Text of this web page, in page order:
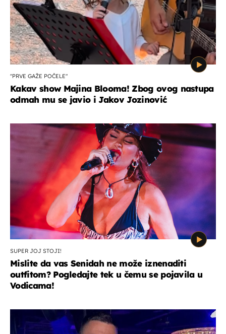
"PRVE GAŽE POČELE"
Kakav show Majina Blooma! Zbog ovog nastupa
odmah mu se javio i Jakov Jozinović
SUPER JOJ STOJI!
Mislite da vas Senidah ne može iznenaditi
outfitom? Pogledajte tek u čemu se pojavila u
Vodicama!